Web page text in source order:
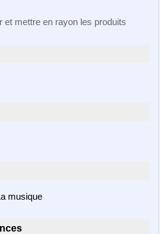
et mettre en rayon les produits
musique